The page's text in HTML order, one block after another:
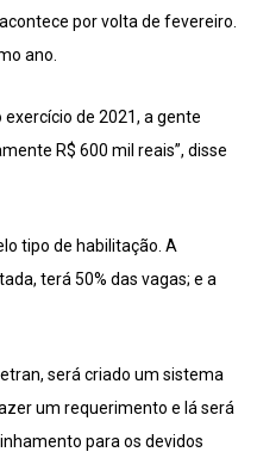
por volta de fevereiro.
ano.
de 2021, a gente
R$ 600 mil reais”, disse
tipo de habilitação. A
terá 50% das vagas; e a
será criado um sistema
um requerimento e lá será
para os devidos